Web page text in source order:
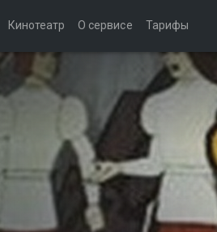
Кинотеатр О сервисе Тарифы